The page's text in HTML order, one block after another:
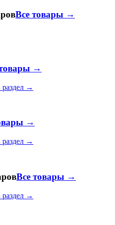
Все товары →
→
раздел →
→
раздел →
Все товары →
раздел →